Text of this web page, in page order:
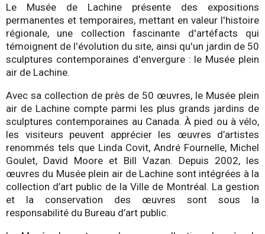
Le Musée de Lachine présente des expositions
permanentes et temporaires, mettant en valeur l'histoire
régionale, une collection fascinante d'artéfacts qui
témoignent de l'évolution du site, ainsi qu'un jardin de 50
sculptures contemporaines d'envergure : le Musée plein
air de Lachine.
Avec sa collection de près de 50 œuvres, le Musée plein
air de Lachine compte parmi les plus grands jardins de
sculptures contemporaines au Canada. À pied ou à vélo,
les visiteurs peuvent apprécier les œuvres d’artistes
renommés tels que Linda Covit, André Fournelle, Michel
Goulet, David Moore et Bill Vazan. Depuis 2002, les
œuvres du Musée plein air de Lachine sont intégrées à la
collection d’art public de la Ville de Montréal. La gestion
et la conservation des œuvres sont sous la
responsabilité du Bureau d’art public.